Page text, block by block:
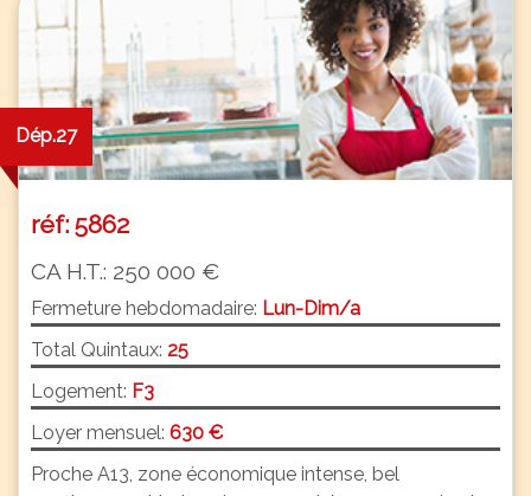
Dép.27
réf: 5862
CA H.T.: 250 000 €
Fermeture hebdomadaire: Lun-Dim/a
Total Quintaux: 25
Logement: F3
Loyer mensuel: 630 €
Proche A13, zone économique intense, bel